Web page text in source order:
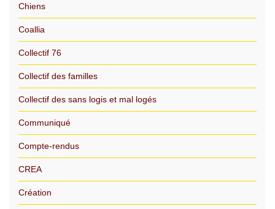
Chiens
Coallia
Collectif 76
Collectif des familles
Collectif des sans logis et mal logés
Communiqué
Compte-rendus
CREA
Création